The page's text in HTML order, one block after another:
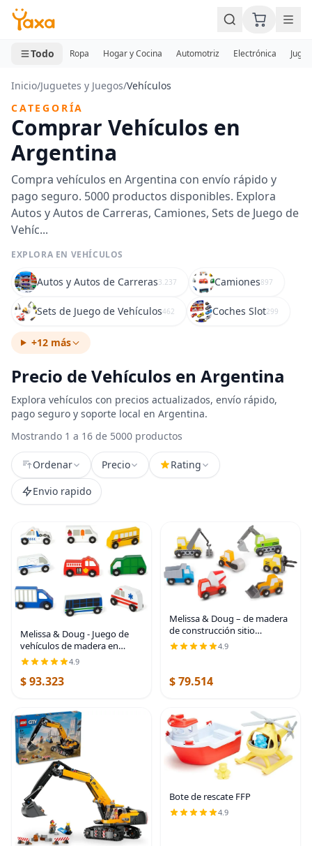
MINI CARRITO
0 productos
Todo Ropa Hogar y Cocina Automotriz Electrónica
Inicio/Juguetes y Juegos/Vehículos
CATEGORÍA
Comprar Vehículos en
Argentina
Compra vehículos en Argentina con envío rápido y
pago seguro. 5000 productos disponibles. Explora
Autos y Autos de Carreras, Camiones, Sets de Juego de
Vehíc...
EXPLORA EN VEHÍCULOS
Autos y Autos de Carreras3.237 Camiones897
Sets de Juego de Vehículos462 Coches Slot299
+12 más
Precio de Vehículos en Argentina
Explora vehículos con precios actualizados, envío rápido,
pago seguro y soporte local en Argentina.
Mostrando 1 a 16 de 5000 productos
Ordenar Precio
Rating
Envio rapido
Melissa & Doug - Juego de
vehículos de madera en
bandeja de madera (9 piezas)
4.9
$ 93.323
Melissa & Doug – de madera
de construcción sitio
Vehículos con bandeja de
almacenamiento de madera
4.9
$ 79.514
Bote de rescate FFP
4.9